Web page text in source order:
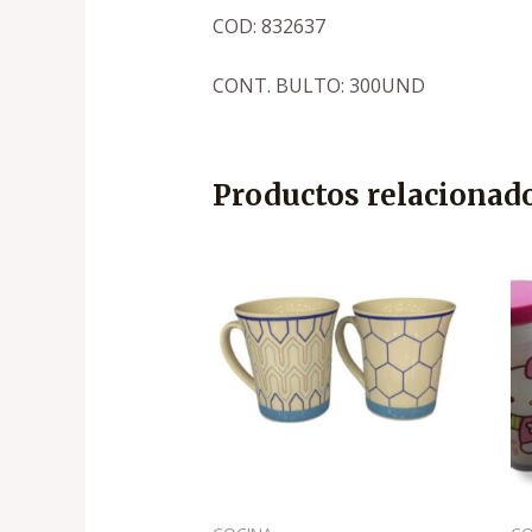
COD: 832637
CONT. BULTO: 300UND
Productos
era:
.
₡1,500
es:
.
₡590